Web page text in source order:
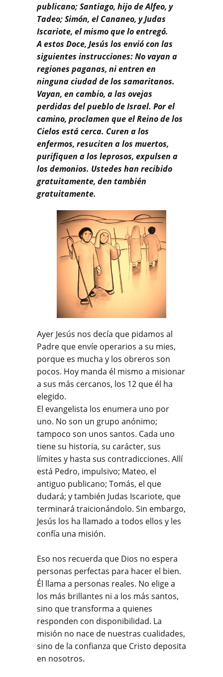
publicano; Santiago, hijo de Alfeo, y
Tadeo; Simón, el Cananeo, y Judas
Iscariote, el mismo que lo entregó.
A estos Doce, Jesús los envió con las
siguientes instrucciones: No vayan a
regiones paganas, ni entren en
ninguna ciudad de los samaritanos.
Vayan, en cambio, a las ovejas
perdidas del pueblo de Israel. Por el
camino, proclamen que el Reino de los
Cielos está cerca. Curen a los
enfermos, resuciten a los muertos,
purifiquen a los leprosos, expulsen a
los demonios. Ustedes han recibido
gratuitamente, den también
gratuitamente.
Ayer Jesús nos decía que pidamos al
Padre que envíe operarios a su mies,
porque es mucha y los obreros son
pocos. Hoy manda él mismo a misionar
a sus más cercanos, los 12 que él ha
elegido.
El evangelista los enumera uno por
uno. No son un grupo anónimo;
tampoco son unos santos. Cada uno
tiene su historia, su carácter, sus
límites y hasta sus contradicciones. Allí
está Pedro, impulsivo; Mateo, el
antiguo publicano; Tomás, el que
dudará; y también Judas Iscariote, que
terminará traicionándolo. Sin embargo,
Jesús los ha llamado a todos ellos y les
confía una misión.
Eso nos recuerda que Dios no espera
personas perfectas para hacer el bien.
Él llama a personas reales. No elige a
los más brillantes ni a los más santos,
sino que transforma a quienes
responden con disponibilidad. La
misión no nace de nuestras cualidades,
sino de la confianza que Cristo deposita
en nosotros.